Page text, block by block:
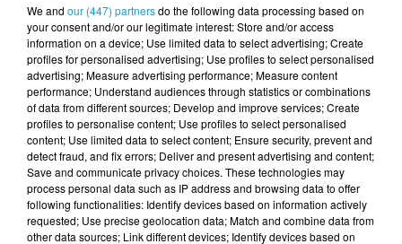
Votre n° de téléphone*
Votre message*
We and our (447) partnersdo the following data processing based on
your consent and/or our legitimate interest: Store and/or access
information on a device; Use limited data to select advertising; Create
profiles for personalised advertising; Use profiles to select personalised
advertising; Measure advertising performance; Measure content
performance; Understand audiences through statistics or combinations
of data from different sources; Develop and improve services; Create
profiles to personalise content; Use profiles to select personalised
content; Use limited data to select content; Ensure security, prevent and
detect fraud, and fix errors; Deliver and present advertising and content;
Save and communicate privacy choices. These technologies may
process personal data such as IP address and browsing data to offer
following functionalities: Identify devices based on information actively
requested; Use precise geolocation data; Match and combine data from
other data sources; Link different devices; Identify devices based on